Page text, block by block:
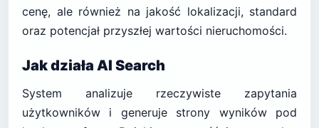
cenę, ale również na jakość lokalizacji, standard
oraz potencjał przyszłej wartości nieruchomości.
Jak działa AI Search
System analizuje rzeczywiste zapytania
użytkowników i generuje strony wyników pod